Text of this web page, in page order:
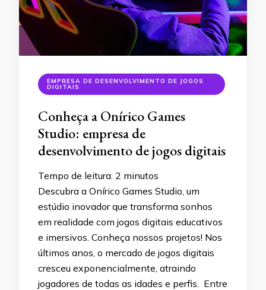
EMPRESA DE DESENVOLVIMENTO DE JOGOS
DIGITAIS
Conheça a Onírico Games
Studio: empresa de
desenvolvimento de jogos digitais
Tempo de leitura: 2 minutos
Descubra a Onírico Games Studio, um
estúdio inovador que transforma sonhos
em realidade com jogos digitais educativos
e imersivos. Conheça nossos projetos! Nos
últimos anos, o mercado de jogos digitais
cresceu exponencialmente, atraindo
jogadores de todas as idades e perfis. Entre